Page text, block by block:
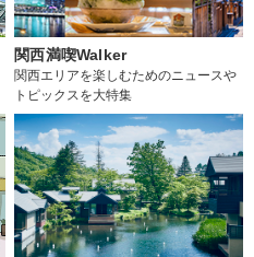
関西満喫Walker
関西エリアを楽しむためのニュースや
トピックスを大特集